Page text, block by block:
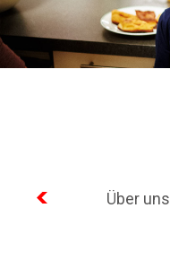
Über uns